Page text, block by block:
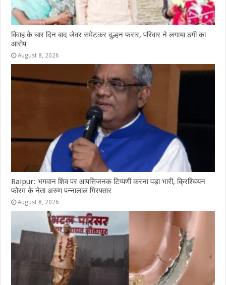
विवाह के चार दिन बाद जेवर समेटकर दुल्हन फरार, परिवार ने लगाया ठगी का
आरोप
August 8, 2026
Raipur: भगवान शिव पर आपत्तिजनक टिप्पणी करना पड़ा भारी, क्रिश्चियन
फोरम के नेता अरुण पन्नालाल गिरफ्तार
August 8, 2026